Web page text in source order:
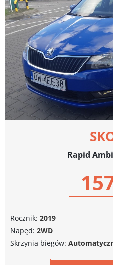
Rapid
Rocznik: 2019
Napęd: 2WD
Skrzynia biegów: